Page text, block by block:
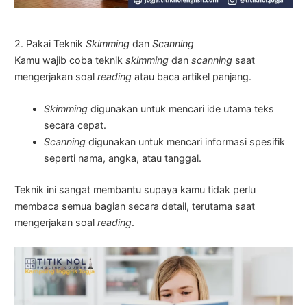
2. Pakai TeknikSkimming danScanning
Kamu wajib coba teknikskimmingdanscanning saat
mengerjakan soalreadingatau baca artikel panjang.
Skimmingdigunakan untuk mencari ide utama teks
secara cepat.
Scanningdigunakan untuk mencari informasi spesifik
seperti nama, angka, atau tanggal.
Teknik ini sangat membantu supaya kamu tidak perlu
membaca semua bagian secara detail, terutama saat
mengerjakan soalreading.